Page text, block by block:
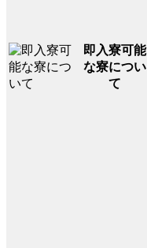
即入寮可能
な寮につい
て